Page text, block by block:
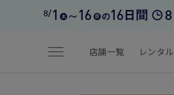
menu 店舗一覧 レンタル